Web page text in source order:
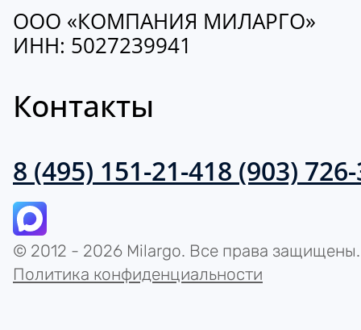
ООО «КОМПАНИЯ МИЛАРГО»
ИНН: 5027239941
Контакты
8 (495) 151-21-418 (903)
© 2012 - 2026 Milargo. Все права защищены.
Политика конфиденциальности